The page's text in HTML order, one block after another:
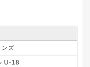
ズ
U-18